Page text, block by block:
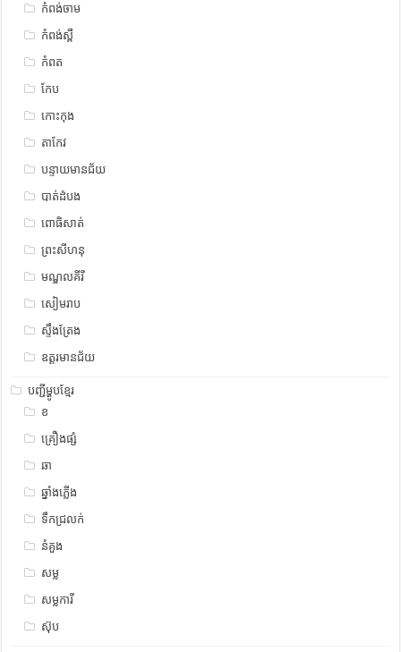
កំពង់ចាម
កំពង់ស្ពឺ
កំពត
កែប
កោះកុង
តាកែវ
បន្ទាយមានជ័យ
បាត់ដំបង
ពោធិសាត់
ព្រះសីហនុ
មណ្ឌលគីរី
សៀមរាប
ស្ទឹង​​ត្រែង
ឧត្ដរមានជ័យ
បញ្ជីម្ហូបខ្មែរ
ខ
គ្រឿងផ្សំ
ឆា
ឆ្នាំងភ្លើង
ទឹកជ្រលក់
នំគួង
សម្ល
សម្លការី
ស៊ុប